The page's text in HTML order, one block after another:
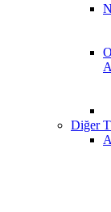
Diğer